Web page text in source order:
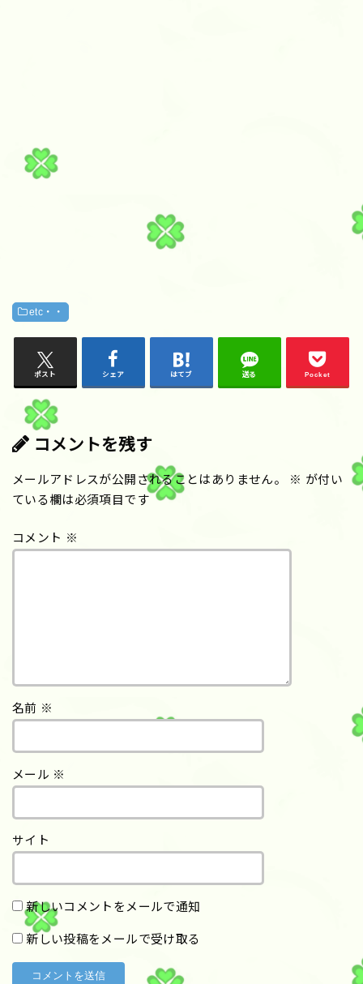
etc・・
ポスト シェア はてブ 送る Pocket
コメントを残す
メールアドレスが公開されることはありません。 ※ が付い
ている欄は必須項目です
コメント ※
名前 ※
メール ※
サイト
新しいコメントをメールで通知
新しい投稿をメールで受け取る